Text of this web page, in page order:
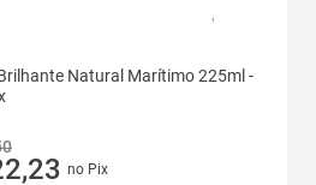
Natural Marítimo 225ml -
no Pix